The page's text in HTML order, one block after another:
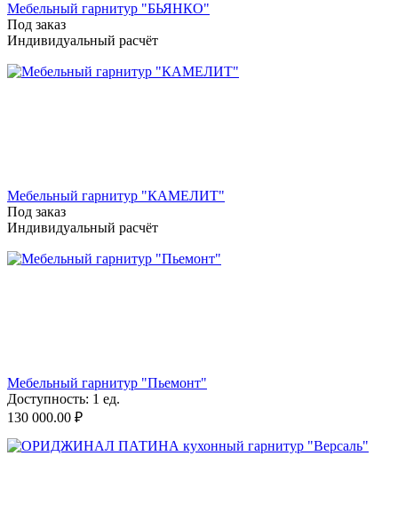
Мебельный гарнитур "БЬЯНКО"
Под заказ
Индивидуальный расчёт
Мебельный гарнитур "КАМЕЛИТ"
Под заказ
Индивидуальный расчёт
Мебельный гарнитур "Пьемонт"
Доступность: 1 ед.
130 000.00 ₽